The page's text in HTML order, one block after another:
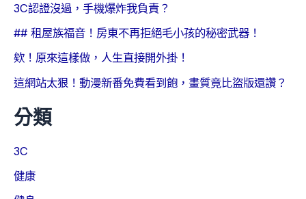
3C認證沒過，手機爆炸我負責？
## 租屋族福音！房東不再拒絕毛小孩的秘密武器！
欸！原來這樣做，人生直接開外掛！
這網站太狠！動漫新番免費看到飽，畫質竟比盜版還讚？
分類
3C
健康